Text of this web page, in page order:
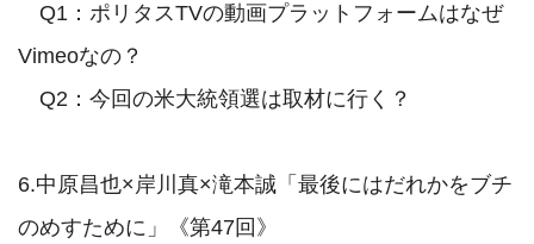
Q1：ポリタスTVの動画プラットフォームはなぜ
Vimeoなの？
Q2：今回の米大統領選は取材に行く？
6.中原昌也×岸川真×滝本誠「最後にはだれかをブチ
のめすために」《第47回》